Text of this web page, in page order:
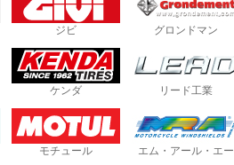
ジビ グロンドマン
ケンダ リード工業
モチュール エム・アール・エー